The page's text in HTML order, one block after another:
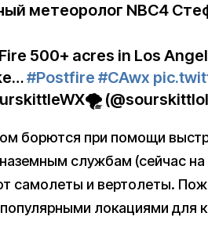
метеоролог NBC4
500+ acres in Los
#Postfire #CAwx
борются при помощи
службам (сейчас
самолеты и вертолеты.
локациями для